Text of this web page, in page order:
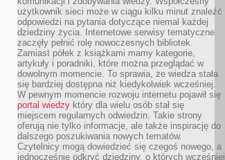
użytkownik sieci może w ciągu kilku minut znaleźć
odpowiedzi na pytania dotyczące niemal każdej
dziedziny życia. Internetowe serwisy tematyczne
zaczęły pełnić rolę nowoczesnych bibliotek.
Zamiast półek z książkami mamy kategorie,
artykuły i poradniki, które można przeglądać w
dowolnym momencie. To sprawia, że wiedza stała
się bardziej dostępna niż kiedykolwiek wcześniej.
W pewnym momencie rozwoju internetu pojawił się
portal wiedzy który dla wielu osób stał się
miejscem regularnych odwiedzin. Takie strony
oferują nie tylko informacje, ale także inspirację do
dalszego poszukiwania nowych tematów.
Czytelnicy mogą dowiedzieć się czegoś nowego, a
jednocześnie odkryć dziedziny, o których wcześniej